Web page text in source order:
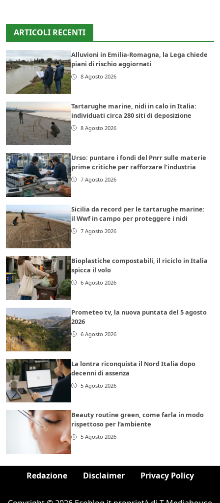
ARTICOLI RECENTI
Alluvioni in Emilia-Romagna, la Lega chiede
piani di rischio aggiornati
8 Agosto 2026
Tartarughe marine, nidi in calo in Italia:
individuati circa 280 siti di deposizione
8 Agosto 2026
Urso: puntare i fondi del Pnrr sulle materie
prime critiche per rafforzare l’industria
7 Agosto 2026
Sicilia da record per le tartarughe marine:
il Wwf in campo per proteggere i nidi
7 Agosto 2026
Bioplastiche compostabili, il riciclo in Italia
spicca il volo
6 Agosto 2026
Prometeo tv, la nuova puntata del 5 agosto
2026
6 Agosto 2026
La lontra riconquista il Nord Italia dopo
decenni di assenza
5 Agosto 2026
Beauty routine green, come farla in modo
rispettoso per l’ambiente
5 Agosto 2026
Redazione Disclaimer Privacy Policy